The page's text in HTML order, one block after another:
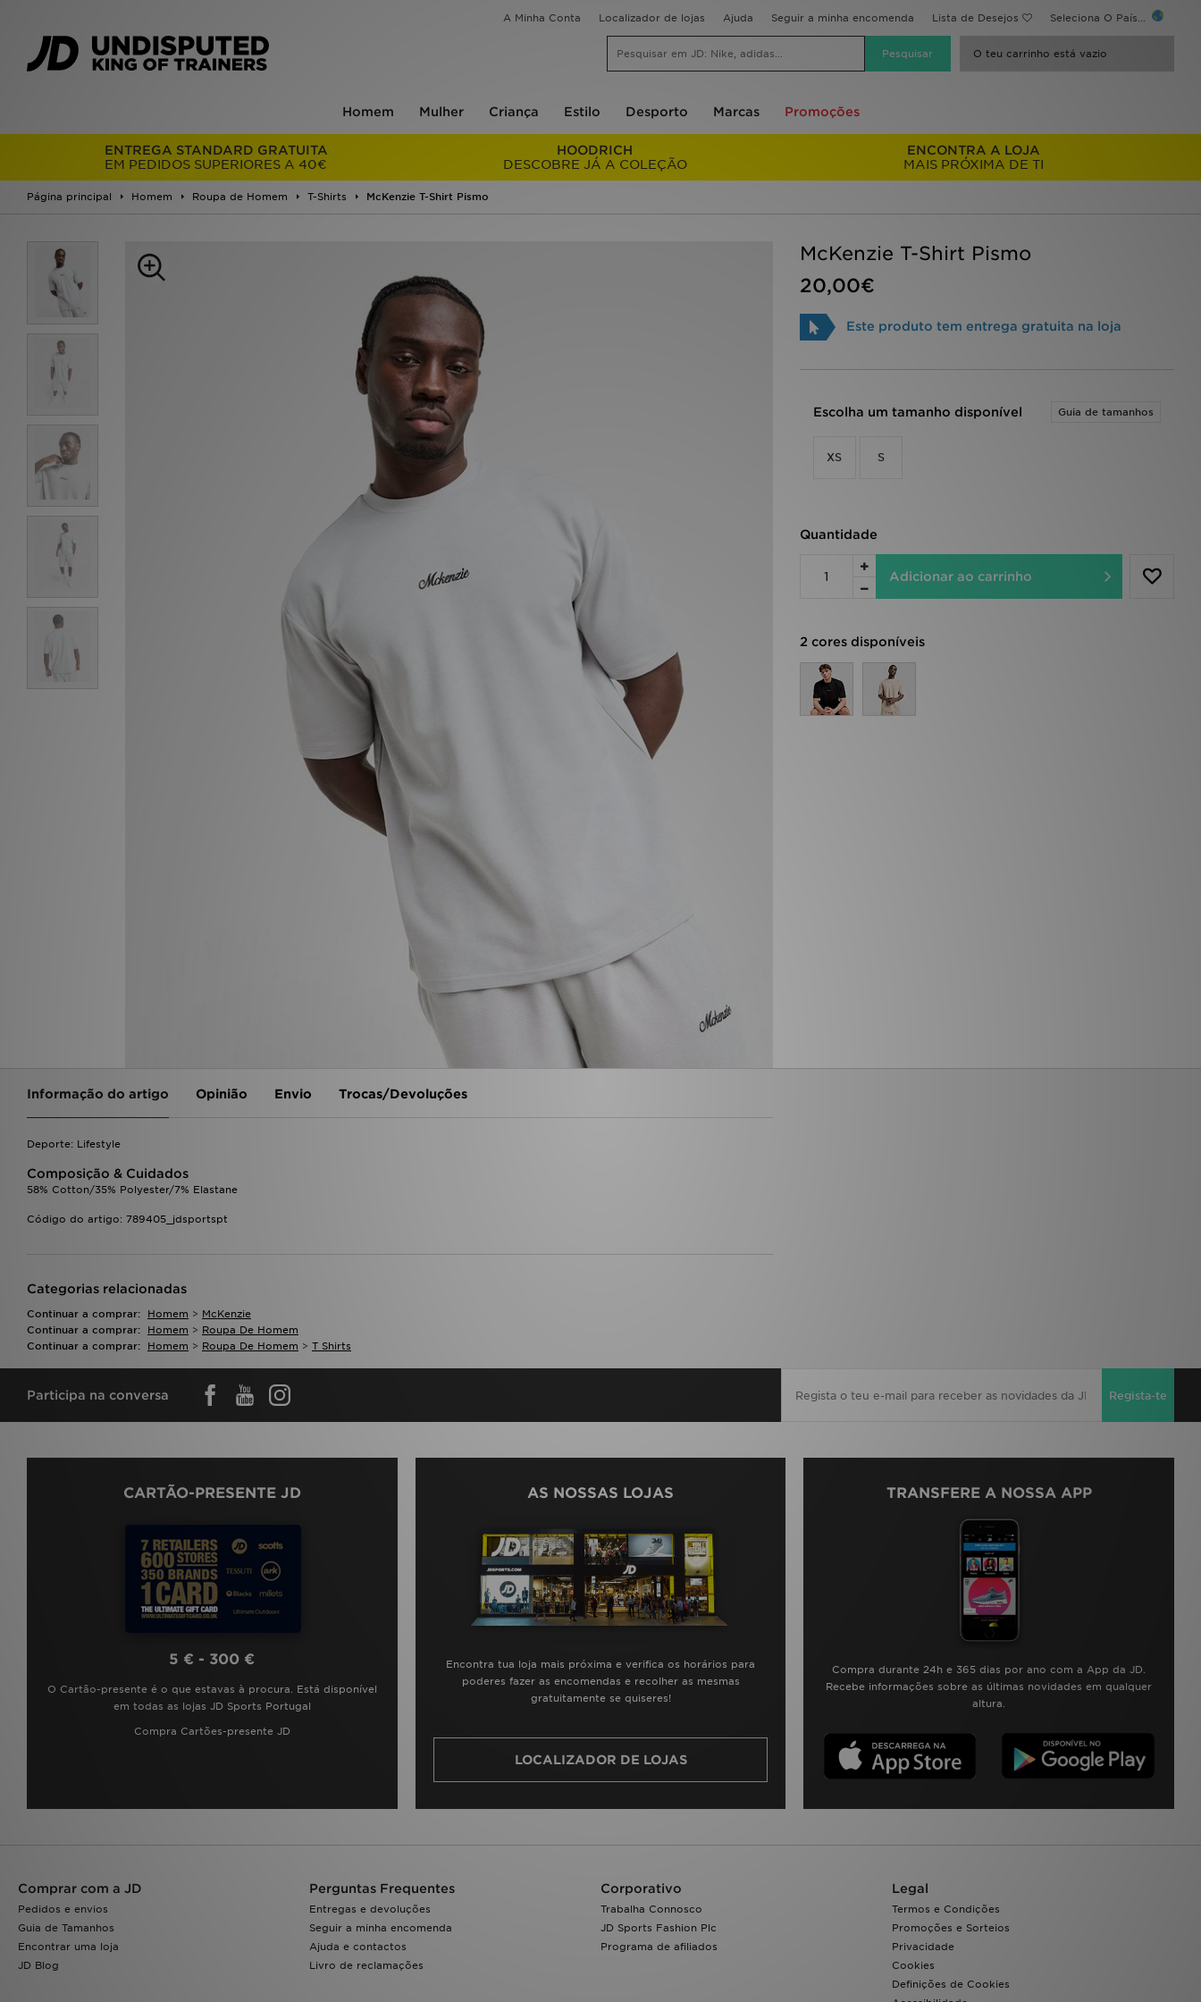
A Minha Conta Localizador de lojas Ajuda Seguir a minha encomenda Lista de Desejos Seleciona O País...
O teu carrinho está vazio
Homem Mulher Criança Estilo Desporto Marcas Promoções
ENTREGA STANDARD GRATUITA
EM PEDIDOS SUPERIORES A 40€
HOODRICH
DESCOBRE JÁ A COLEÇÃO
ENCONTRA A LOJA
MAIS PRÓXIMA DE TI
Página principal Homem Roupa de Homem T-Shirts McKenzie T-Shirt Pismo
McKenzie T-Shirt Pismo
20,00€
Este produto tem entrega gratuita na loja
Escolha um tamanho disponível Guia de tamanhos
XS S
Quantidade
Adicionar ao carrinho
2 cores disponíveis
Informação do artigo Opinião Envio Trocas/Devoluções
Deporte: Lifestyle
Composição & Cuidados
58% Cotton/35% Polyester/7% Elastane
Código do artigo: 789405_jdsportspt
Categorias relacionadas
Continuar a comprar: Homem > McKenzie
Continuar a comprar:
Homem > Roupa De Homem
Continuar a comprar:
Homem > Roupa De Homem > T Shirts
Participa na conversa Regista-te
CARTÃO-PRESENTE JD
5 € - 300 €
O Cartão-presente é o que estavas à procura. Está disponível
em todas as lojas JD Sports Portugal
Compra Cartões-presente JD
AS NOSSAS LOJAS
Encontra tua loja mais próxima e verifica os horários para
poderes fazer as encomendas e recolher as mesmas
gratuitamente se quiseres!
LOCALIZADOR DE LOJAS
TRANSFERE A NOSSA APP
Compra durante 24h e 365 dias por ano com a App da JD.
Recebe informações sobre as últimas novidades em qualquer
altura.
Comprar com a JD
Pedidos e envios
Guia de Tamanhos
Encontrar uma loja
JD Blog
Perguntas Frequentes
Entregas e devoluções
Seguir a minha encomenda
Ajuda e contactos
Livro de reclamações
Corporativo
Trabalha Connosco
JD Sports Fashion Plc
Programa de afiliados
Legal
Termos e Condições
Promoções e Sorteios
Privacidade
Cookies
Definições de Cookies